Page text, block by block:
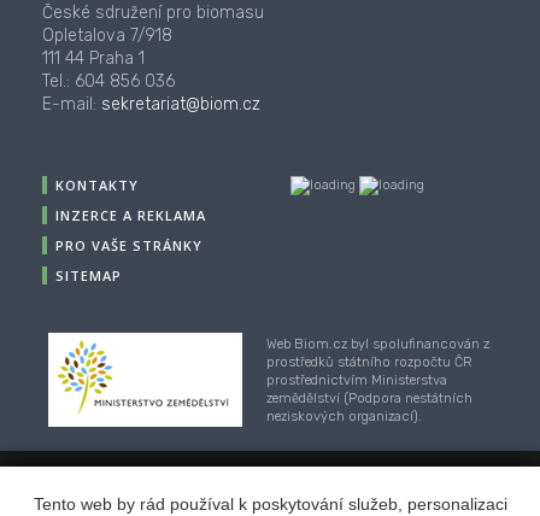
Tento web by rád používal k poskytování služeb, personalizaci
České sdružení pro biomasu
Opletalova 7/918
111 44 Praha 1
Tel.: 604 856 036
E-mail: sekretariat@biom.cz
KONTAKTY
INZERCE A REKLAMA
PRO VAŠE STRÁNKY
SITEMAP
Web Biom.cz byl spolufinancován z
prostředků státního rozpočtu ČR
prostřednictvím Ministerstva
zemědělství (Podpora nestátních
neziskových organizací).
© 2001-2018, CZ Biom - České sdružení pro biomasu,